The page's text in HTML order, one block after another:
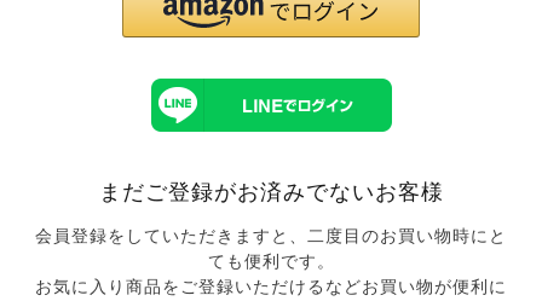
まだご登録がお済みでないお客様
会員登録をしていただきますと、二度目のお買い物時にと
ても便利です。
お気に入り商品をご登録いただけるなどお買い物が便利に